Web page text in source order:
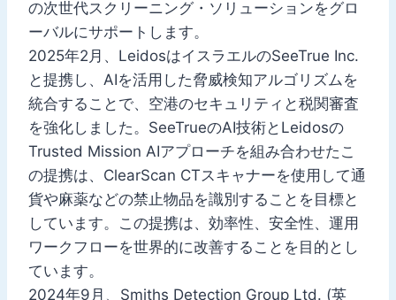
の次世代スクリーニング・ソリューションをグロ
ーバルにサポートします。
2025年2月、LeidosはイスラエルのSeeTrue Inc.
と提携し、AIを活用した脅威検知アルゴリズムを
統合することで、空港のセキュリティと税関審査
を強化しました。SeeTrueのAI技術とLeidosの
Trusted Mission AIアプローチを組み合わせたこ
の提携は、ClearScan CTスキャナーを使用して通
貨や麻薬などの禁止物品を識別することを目標と
しています。この提携は、効率性、安全性、運用
ワークフローを世界的に改善することを目的とし
ています。
2024年9月、Smiths Detection Group Ltd. (英